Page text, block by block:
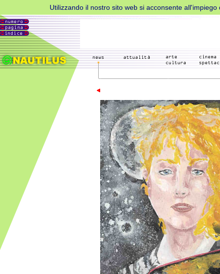
Utilizzando il nostro sito web si acconsente